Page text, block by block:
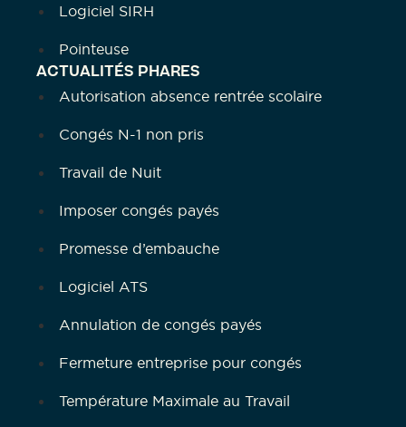
Logiciel SIRH
Pointeuse
ACTUALITÉS PHARES
Autorisation absence rentrée scolaire
Congés N-1 non pris
Travail de Nuit
Imposer congés payés
Promesse d’embauche
Logiciel ATS
Annulation de congés payés
Fermeture entreprise pour congés
Température Maximale au Travail